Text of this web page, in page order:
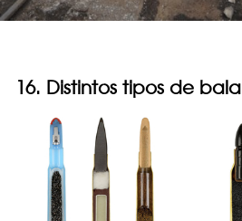
16. Distintos tipos de bala